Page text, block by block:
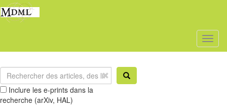
Inclure les e-prints dans la
recherche (arXiv, HAL)